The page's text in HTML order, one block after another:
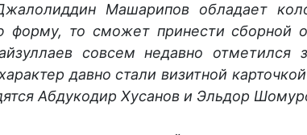
Машарипов обладает
форму, то сможет принести сборной
совсем недавно
давно стали визитной
Абдукодир Хусанов и Эльдор